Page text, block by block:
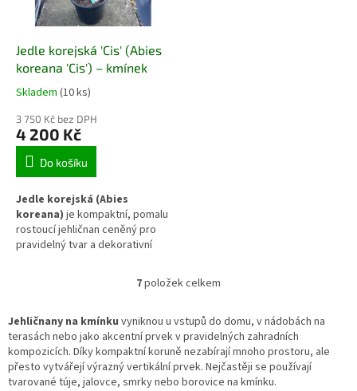
Jedle korejská 'Cis' (Abies
koreana 'Cis') – kmínek
Skladem (10 ks)
3 750 Kč bez DPH
4 200 Kč
Do košíku
Jedle korejská (Abies
koreana) je kompaktní, pomalu
rostoucí jehličnan ceněný pro
pravidelný tvar a dekorativní
na kmínku o výšce 40 cm vytváří
výrazný solitérní prvek s jasně
vyváženému růstu a vysoké
mrazuvzdornosti se uplatní v
reprezentativních i menších
zahradách.
O
l
á
d
a
c
7položek celkem
Jehličnany na kmínku vyniknou u vstupů do domu, v nádobách na
terasách nebo jako akcentní prvek v pravidelných zahradních
kompozicích. Díky kompaktní koruně nezabírají mnoho prostoru, ale
přesto vytvářejí výrazný vertikální prvek. Nejčastěji se používají
tvarované túje, jalovce, smrky nebo borovice na kmínku.